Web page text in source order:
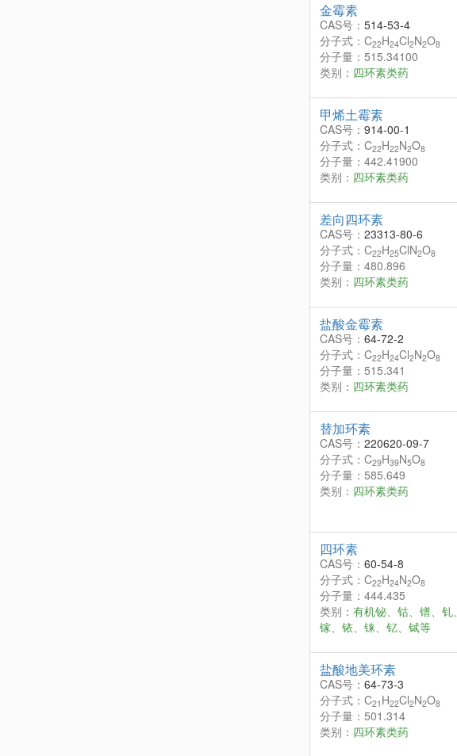
金霉素
CAS号： 514-53-4
分子式：C22H24Cl2N2O8
分子量：515.34100
类别： 四环素类药
甲烯土霉素
CAS号： 914-00-1
分子式：C22H22N2O8
分子量：442.41900
类别： 四环素类药
差向四环素
CAS号： 23313-80-6
分子式：C22H25ClN2O8
分子量：480.896
类别： 四环素类药
盐酸金霉素
CAS号： 64-72-2
分子式：C22H24Cl2N2O8
分子量：515.341
类别： 四环素类药
替加环素
CAS号： 220620-09-7
分子式：C29H39N5O8
分子量：585.649
类别： 四环素类药
四环素
CAS号： 60-54-8
分子式：C22H24N2O8
分子量：444.435
类别： 有机铋、钴、镨、钆、
镓、铱、铼、钇、铽等
盐酸地美环素
CAS号： 64-73-3
分子式：C21 H22Cl2N2O8
分子量：501.314
类别： 四环素类药